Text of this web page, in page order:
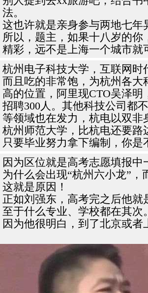
法。
这也许就是亲身参与两地七年
所以，题主，如果十八岁的
精彩，远不是上海一个城市就
杭州电子科技大学，互联网时
而且吃的非常饱，为杭州各
高的位置，阿里现CTO吴泽
招聘300人。其他科技公司都
等领域也在发力，杭电以双非
杭州师范大学，比杭电还要路
只要毕业努力拿下编制，你是
因为区位就是高考志愿填报中
为什么会出现“杭州六小龙”
这就是原因！
正如刘强东，高考完之后他就
至于什么专业、学校都在其次。
因为他很明白，到了北京或者